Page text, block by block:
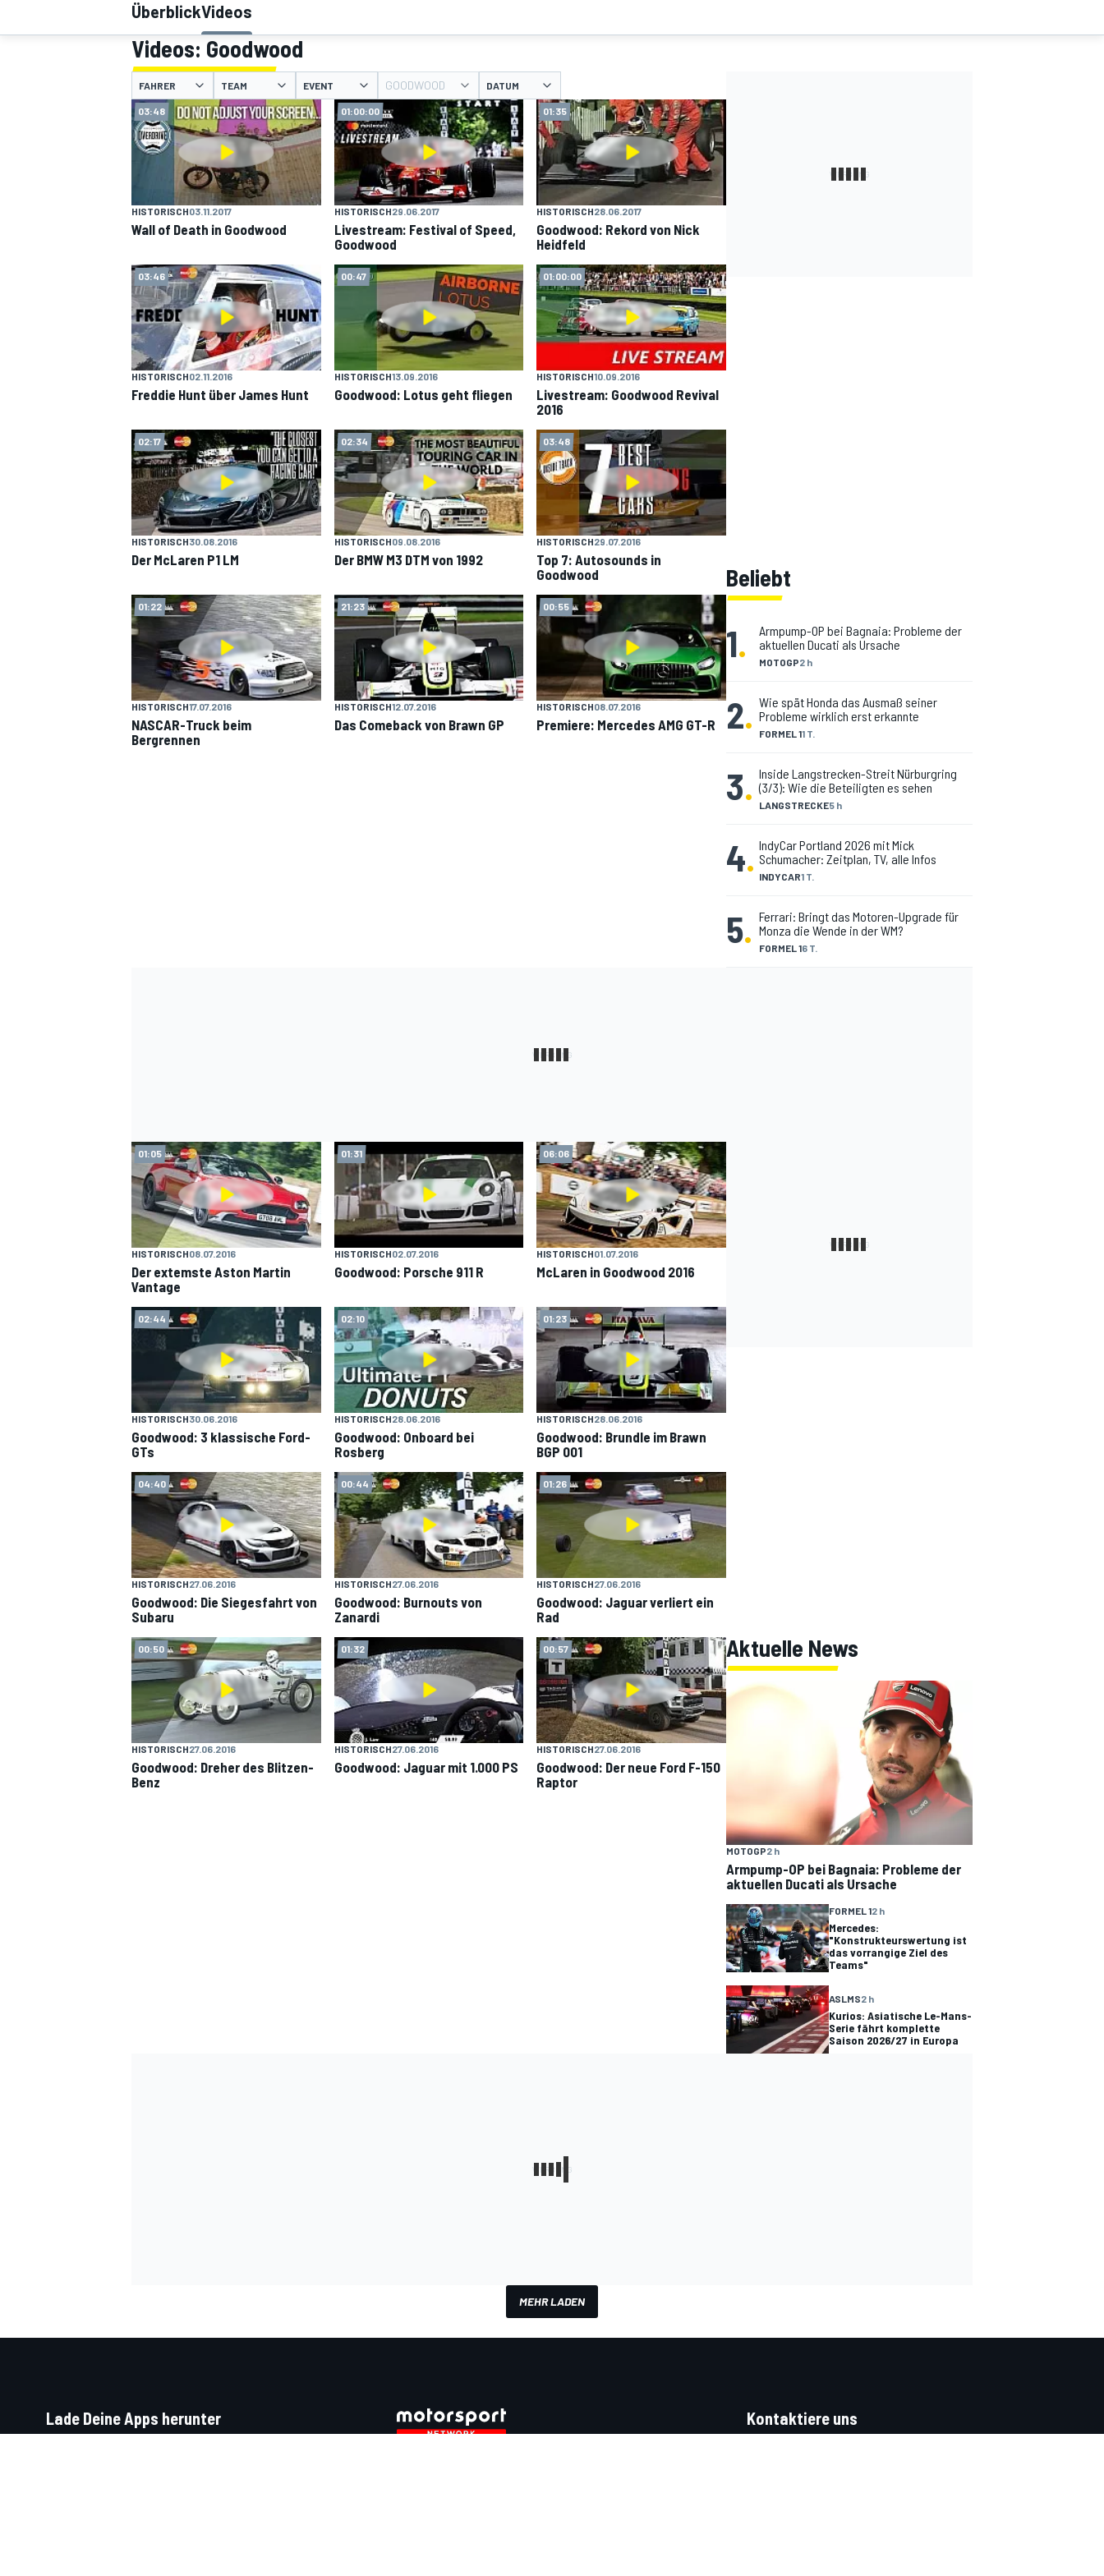
DTM
SPORTWAGEN
ÜberblickVideos
Videos: Goodwood
FAHRER TEAM EVENT GOODWOOD DATUM
03:48
HISTORISCH03.11.2017
Wall of Death in Goodwood
01:00:00
HISTORISCH29.06.2017
Livestream: Festival of Speed,
Goodwood
01:35
HISTORISCH28.06.2017
Goodwood: Rekord von Nick
Heidfeld
03:46
HISTORISCH02.11.2016
Freddie Hunt über James Hunt
00:47
HISTORISCH13.09.2016
Goodwood: Lotus geht fliegen
01:00:00
HISTORISCH10.09.2016
Livestream: Goodwood Revival
2016
02:17
HISTORISCH30.08.2016
Der McLaren P1 LM
02:34
HISTORISCH09.08.2016
Der BMW M3 DTM von 1992
03:48
HISTORISCH29.07.2016
Top 7: Autosounds in
Goodwood
01:22
HISTORISCH17.07.2016
NASCAR-Truck beim
Bergrennen
21:23
HISTORISCH12.07.2016
Das Comeback von Brawn GP
00:55
HISTORISCH08.07.2016
Premiere: Mercedes AMG GT-R
Beliebt
1. MOTOGP2 h
Armpump-OP bei Bagnaia: Probleme der
aktuellen Ducati als Ursache
2. FORMEL 11 T.
Wie spät Honda das Ausmaß seiner
Probleme wirklich erst erkannte
3. LANGSTRECKE5 h
Inside Langstrecken-Streit Nürburgring
(3/3): Wie die Beteiligten es sehen
4. INDYCAR1 T.
IndyCar Portland 2026 mit Mick
Schumacher: Zeitplan, TV, alle Infos
5. FORMEL 16 T.
Ferrari: Bringt das Motoren-Upgrade für
Monza die Wende in der WM?
01:05
HISTORISCH08.07.2016
Der extemste Aston Martin
Vantage
01:31
HISTORISCH02.07.2016
Goodwood: Porsche 911 R
06:06
HISTORISCH01.07.2016
McLaren in Goodwood 2016
02:44
HISTORISCH30.06.2016
Goodwood: 3 klassische Ford-
GTs
02:10
HISTORISCH28.06.2016
Goodwood: Onboard bei
Rosberg
01:23
HISTORISCH28.06.2016
Goodwood: Brundle im Brawn
BGP 001
04:40
HISTORISCH27.06.2016
Goodwood: Die Siegesfahrt von
Subaru
00:44
HISTORISCH27.06.2016
Goodwood: Burnouts von
Zanardi
01:26
HISTORISCH27.06.2016
Goodwood: Jaguar verliert ein
Rad
00:50
HISTORISCH27.06.2016
Goodwood: Dreher des Blitzen-
Benz
01:32
HISTORISCH27.06.2016
Goodwood: Jaguar mit 1.000 PS
00:57
HISTORISCH27.06.2016
Goodwood: Der neue Ford F-150
Raptor
Aktuelle News
MOTOGP2 h
Armpump-OP bei Bagnaia: Probleme der
aktuellen Ducati als Ursache
FORMEL 12 h
Mercedes:
"Konstrukteurswertung ist
das vorrangige Ziel des
Teams"
ASLMS2 h
Kurios: Asiatische Le-Mans-
Serie fährt komplette
Saison 2026/27 in Europa
MEHR LADEN
Lade Deine Apps herunter Kontaktiere uns